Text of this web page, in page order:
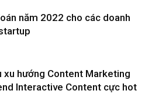
năm 2022 cho các doanh
xu hướng Content Marketing
Interactive Content cực hot